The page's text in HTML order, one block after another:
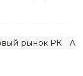
рынок РК